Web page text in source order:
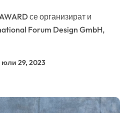
Forum Design GmbH,
юли 29, 2023